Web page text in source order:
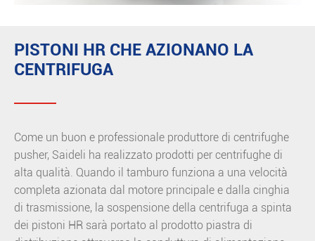
PISTONI HR CHE AZIONANO LA
CENTRIFUGA
Come un buon e professionale produttore di centrifughe
pusher, Saideli ha realizzato prodotti per centrifughe di
alta qualità. Quando il tamburo funziona a una velocità
completa azionata dal motore principale e dalla cinghia
di trasmissione, la sospensione della centrifuga a spinta
dei pistoni HR sarà portato al prodotto piastra di